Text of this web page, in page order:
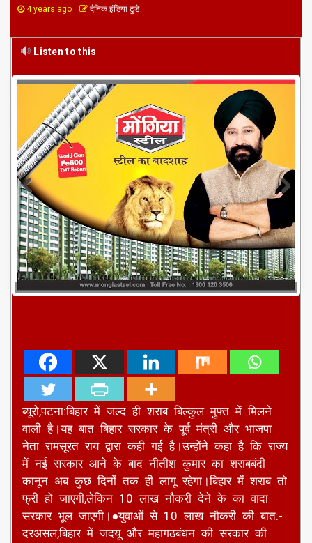
4 years ago दैनिक इंडिया टुडे
Listen to this
ब्यूरो,पटना:बिहार में जल्द ही शराब बिल्कुल मुफ्त में मिलने
वाली है।यह बात बिहार सरकार के पूर्व मंत्री और भाजपा
नेता रामसूरत राय द्वारा कही गई है।उन्होंने कहा है कि राज्य
में नई सरकार आने के बाद नीतीश कुमार का शराबबंदी
कानून अब कुछ दिनों तक ही लागू रहेगा।बिहार में शराब तो
फ्री हो जाएगी,लेकिन 10 लाख नौकरी देने के का वादा
सरकार भूल जाएगी।●युवाओं से 10 लाख नौकरी की बात:-
दरअसल,बिहार में जदयू और महागठबंधन की सरकार की